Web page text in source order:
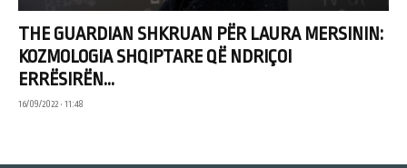
THE GUARDIAN SHKRUAN PËR LAURA MERSININ:
KOZMOLOGIA SHQIPTARE QË NDRIÇOI
ERRËSIRËN...
16/09/2022 • 11:48